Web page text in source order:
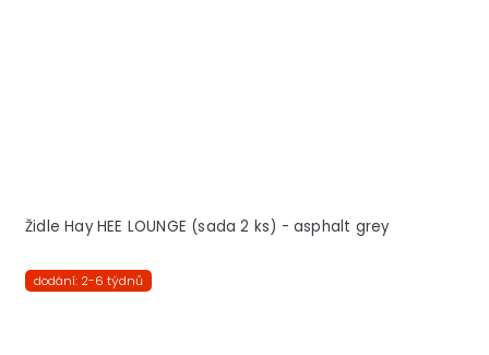
Židle Hay HEE LOUNGE (sada 2 ks) - asphalt grey
dodání: 2-6 týdnů